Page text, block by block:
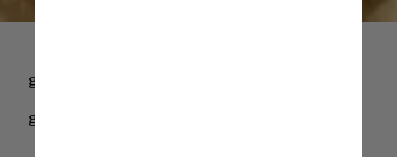
giphy
giphy